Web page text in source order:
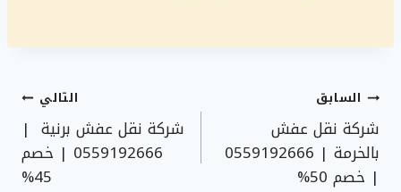
تصفّح
المقالات
السابق
شركة نقل عفش
بالخرمة | 0559192666
| خصم 50%
التالي
شركة نقل عفش برنية |
0559192666 | خصم
45%